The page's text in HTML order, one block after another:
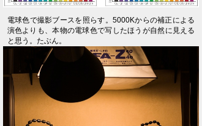
電球色で撮影ブースを照らす。5000Kからの補正による
演色よりも、本物の電球色で写したほうが自然に見える
と思う。たぶん。